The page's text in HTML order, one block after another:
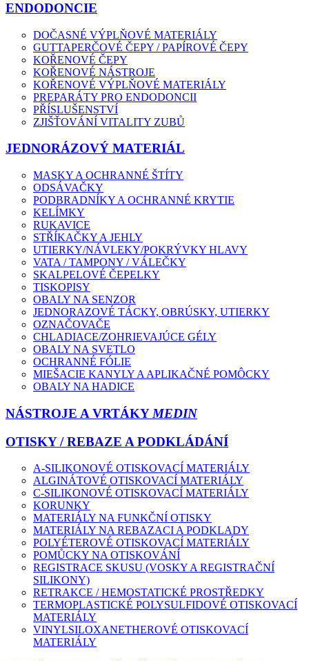
ENDODONCIE
DOČASNÉ VÝPLŇOVÉ MATERIÁLY
GUTTAPERČOVÉ ČEPY / PAPÍROVÉ ČEPY
KOŘENOVÉ ČEPY
KOŘENOVÉ NÁSTROJE
KOŘENOVÉ VÝPLŇOVÉ MATERIÁLY
PREPARÁTY PRO ENDODONCII
PŘÍSLUŠENSTVÍ
ZJIŠŤOVÁNÍ VITALITY ZUBŮ
JEDNORÁZOVÝ MATERIÁL
MASKY A OCHRANNÉ ŠTÍTY
ODSÁVAČKY
PODBRADNÍKY A OCHRANNÉ KRYTIE
KELÍMKY
RUKAVICE
STŘÍKAČKY A JEHLY
UTIERKY/NÁVLEKY/POKRÝVKY HLAVY
VATA / TAMPONY / VÁLEČKY
SKALPELOVÉ ČEPELKY
TISKOPISY
OBALY NA SENZOR
JEDNORAZOVÉ TÁCKY, OBRÚSKY, UTIERKY
OZNAČOVAČE
CHLADIACE/ZOHRIEVAJÚCE GÉLY
OBALY NA SVETLO
OCHRANNÉ FÓLIE
MIEŠACIE KANYLY A APLIKAČNÉ POMÔCKY
OBALY NA HADICE
NÁSTROJE A VRTÁKY MEDIN
OTISKY / REBAZE A PODKLÁDÁNÍ
A-SILIKONOVÉ OTISKOVACÍ MATERIÁLY
ALGINÁTOVÉ OTISKOVACÍ MATERIÁLY
C-SILIKONOVÉ OTISKOVACÍ MATERIÁLY
KORUNKY
MATERIÁLY NA FUNKČNÍ OTISKY
MATERIÁLY NA REBAZACI A PODKLADY
POLYÉTEROVÉ OTISKOVACÍ MATERIÁLY
POMŮCKY NA OTISKOVÁNÍ
REGISTRACE SKUSU (VOSKY A REGISTRAČNÍ
SILIKONY)
RETRAKCE / HEMOSTATICKÉ PROSTŘEDKY
TERMOPLASTICKÉ POLYSULFIDOVÉ OTISKOVACÍ
MATERIÁLY
VINYLSILOXANETHEROVÉ OTISKOVACÍ
MATERIÁLY